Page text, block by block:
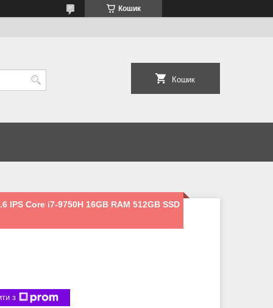
Кошик
Кошик
IPS Core i7-9750H 16GB RAM 512GB SSD
з